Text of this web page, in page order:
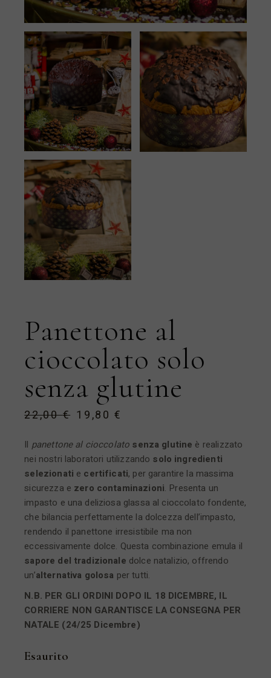
Panettone al
cioccolato solo
senza glutine
22,00€ 19,80€
Il panettone al cioccolato senza glutine è realizzato
nei nostri laboratori utilizzando solo ingredienti
selezionati e certificati, per garantire la massima
sicurezza e zero contaminazioni. Presenta un
impasto e una deliziosa glassa al cioccolato fondente,
che bilancia perfettamente la dolcezza dell’impasto,
rendendo il panettone irresistibile ma non
eccessivamente dolce. Questa combinazione emula il
sapore del tradizionale dolce natalizio, offrendo
un’alternativa golosa per tutti.
N.B. PER GLI ORDINI DOPO IL 18 DICEMBRE, IL
CORRIERE NON GARANTISCE LA CONSEGNA PER
NATALE (24/25 Dicembre)
Esaurito